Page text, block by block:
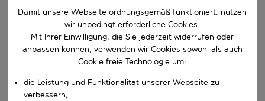
Beginne mit der Eingabe für die automatische
Reiseziele finden
Nach
W&auml;hle ein Ab- und R&uuml;ckflugdatum aus.
Wähle deine Reisedaten
Wann
Wer
Damit unsere Webseite ordnungsgemäß funktioniert, nutzen
wir unbedingt erforderliche Cookies.
Mit Ihrer Einwilligung, die Sie jederzeit widerrufen oder
anpassen können, verwenden wir Cookies sowohl als auch
Cookie freie Technologie um:
die Leistung und Funktionalität unserer Webseite zu
verbessern;